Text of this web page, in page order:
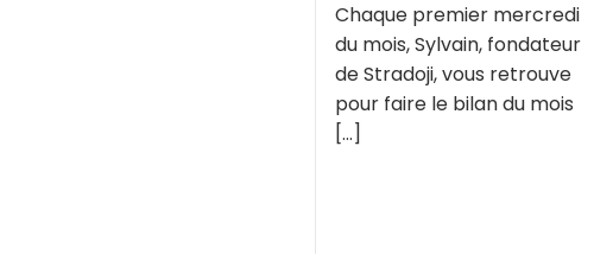
Chaque premier mercredi
du mois, Sylvain, fondateur
de Stradoji, vous retrouve
pour faire le bilan du mois
[...]